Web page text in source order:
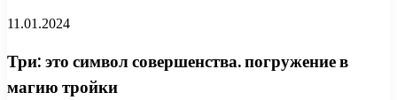
11.01.2024
Три: это символ совершенства. погружение в
магию тройки